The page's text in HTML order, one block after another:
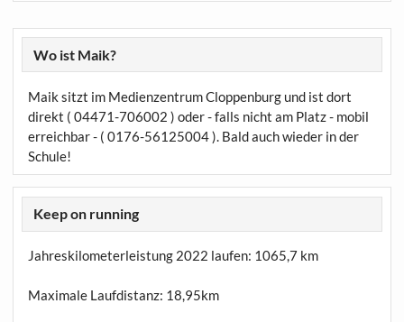
Wo ist Maik?
Maik sitzt im Medienzentrum Cloppenburg und ist dort
direkt ( 04471-706002 ) oder - falls nicht am Platz - mobil
erreichbar - ( 0176-56125004 ). Bald auch wieder in der
Schule!
Keep on running
Jahreskilometerleistung 2022 laufen: 1065,7 km
Maximale Laufdistanz: 18,95km